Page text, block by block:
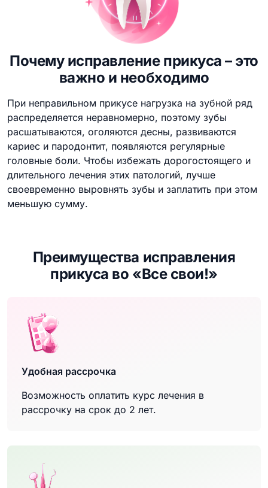
Почему исправление прикуса – это
важно и необходимо
При неправильном прикусе нагрузка на зубной ряд
распределяется неравномерно, поэтому зубы
расшатываются, оголяются десны, развиваются
кариес и пародонтит, появляются регулярные
головные боли. Чтобы избежать дорогостоящего и
длительного лечения этих патологий, лучше
своевременно выровнять зубы и заплатить при этом
меньшую сумму.
Преимущества исправления
прикуса во «Все свои!»
Удобная рассрочка
Возможность оплатить курс лечения в
рассрочку на срок до 2 лет.